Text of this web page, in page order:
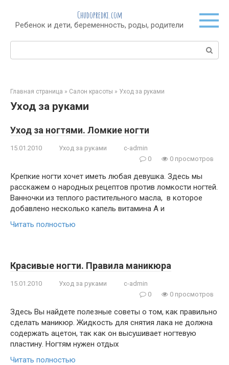
контенту
Chudopredki.com
Ребенок и дети, беременность, роды, родители
Поиск:
Главная страница » Салон красоты » Уход за руками
Уход за руками
Уход за ногтями. Ломкие ногти
15.01.2010 Уход за руками
c-admin
0
0 просмотров
Крепкие ногти хочет иметь любая девушка. Здесь мы
расскажем о народных рецептов против ломкости ногтей.
Ванночки из теплого растительного масла, в которое
добавлено несколько капель витамина А и
Читать полностью
Красивые ногти. Правила маникюра
15.01.2010 Уход за руками
c-admin
0
0 просмотров
Здесь Вы найдете полезные советы о том, как правильно
сделать маникюр. Жидкость для снятия лака не должна
содержать ацетон, так как он высушивает ногтевую
пластину. Ногтям нужен отдых
Читать полностью